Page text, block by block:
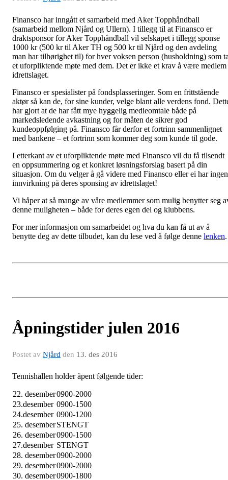
Finansco har inngått et samarbeid med Aker Topphåndball
(samarbeid mellom Njård og Ullern). I tillegg til at Finansco er
draktsponsor for Aker Topphåndball vil selskapet i tillegg sponse
1000 kr (500 kr til Aker TH og 500 kr til Njård og den avdeling
man har tilhørighet til) for hver voksen person (husholdning) som
et uforpliktende møte med dem. Det er ikke et krav å være
idrettslaget.
Finansco er spesialister på fondsplasseringer. Som en frittstående
aktør så kan de, for sine kunder, velge blant alle verdens fond.
har gjort at de har fått mye hyggelig medieomtale både på
markedsledende avkastning og for måten de sikrer god
kundeoppfølging på. Finansco får derfor et fortrinn sammenlignet
med bankene – et fortrinn som kommer deg som kunde til gode.
I etterkant av et uforpliktende møte med Finansco vil du få tilsendt
en oppsummering og et konkret løsningsforslag basert på din
situasjon. Om du velger å gå videre med Finansco eller ei har ingen
innvirkning på deres sponsing av idrettslaget!
Vi håper at så mange av våre medlemmer som mulig benytter seg
denne muligheten – både for deres egen del og klubbens.
For mer informasjon om samarbeidet og hva du kan få ut av å
benytte deg av dette tilbudet, kan du lese ved å følge denne lenken.
Åpningstider julen 2016
Postet av Njård den 13. des 2016
Tennishallen holder åpent følgende tider:
22. desember0900-2000
23.desember 0900-1500
24.desember 0900-1200
25. desemberSTENGT
26. desember0900-1500
27.desember STENGT
28. desember0900-2000
29. desember0900-2000
30. desember0900-1800